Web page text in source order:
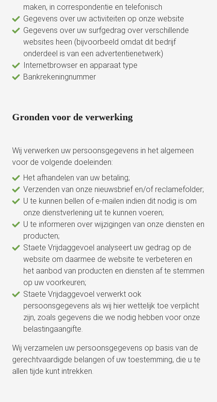
maken, in correspondentie en telefonisch
Gegevens over uw activiteiten op onze website
Gegevens over uw surfgedrag over verschillende
websites heen (bijvoorbeeld omdat dit bedrijf
onderdeel is van een advertentienetwerk)
Internetbrowser en apparaat type
Bankrekeningnummer
Gronden voor de verwerking
Wij verwerken uw persoonsgegevens in het algemeen
voor de volgende doeleinden:
Het afhandelen van uw betaling;
Verzenden van onze nieuwsbrief en/of reclamefolder;
U te kunnen bellen of e-mailen indien dit nodig is om
onze dienstverlening uit te kunnen voeren;
U te informeren over wijzigingen van onze diensten en
producten;
Staete Vrijdaggevoel analyseert uw gedrag op de
website om daarmee de website te verbeteren en
het aanbod van producten en diensten af te stemmen
op uw voorkeuren;
Staete Vrijdaggevoel verwerkt ook
persoonsgegevens als wij hier wettelijk toe verplicht
zijn, zoals gegevens die we nodig hebben voor onze
belastingaangifte.
Wij verzamelen uw persoonsgegevens op basis van de
gerechtvaardigde belangen of uw toestemming, die u te
allen tijde kunt intrekken.